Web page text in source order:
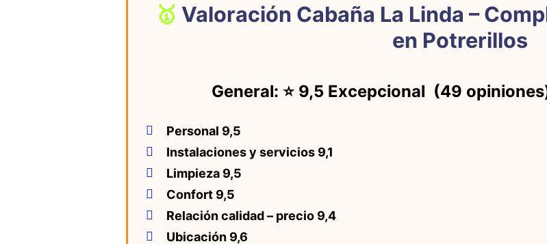
Valoración Cabaña La Linda –
en Potrerillos
General: ⭐ 9,5 Excepcional (49
Personal 9,5
Instalaciones y servicios 9,1
Limpieza 9,5
Confort 9,5
Relación calidad – precio 9,4
Ubicación 9,6